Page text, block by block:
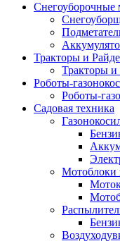
Тракторы и
Тракторы и
Роботы-
Роботы-
Садовая техника
Мотоблоки